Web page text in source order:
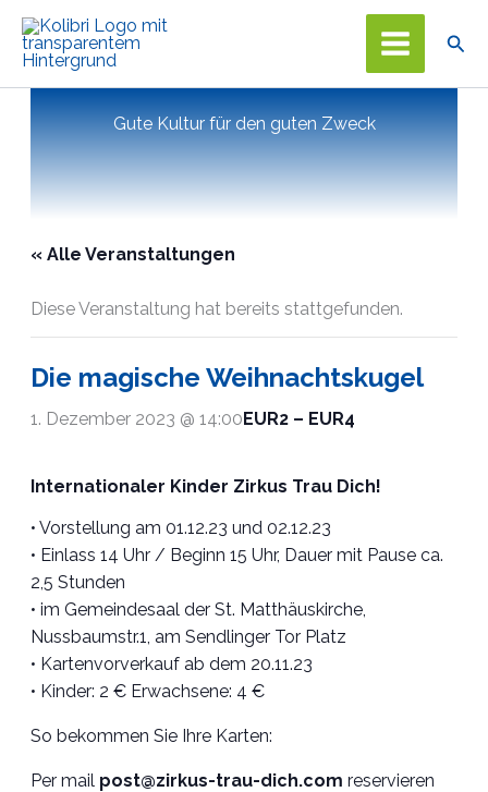
Zum
Inhalt
springen
Gute Kultur für den guten Zweck
« Alle Veranstaltungen
Diese Veranstaltung hat bereits stattgefunden.
Die magische Weihnachtskugel
1. Dezember 2023 @ 14:00EUR2 – EUR4
Internationaler Kinder Zirkus Trau Dich!
• Vorstellung am 01.12.23 und 02.12.23
• Einlass 14 Uhr / Beginn 15 Uhr, Dauer mit Pause ca.
2,5 Stunden
• im Gemeindesaal der St. Matthäuskirche,
Nussbaumstr.1, am Sendlinger Tor Platz
• Kartenvorverkauf ab dem 20.11.23
• Kinder: 2 € Erwachsene: 4 €
So bekommen Sie Ihre Karten:
Per mail post@zirkus-trau-dich.com reservieren